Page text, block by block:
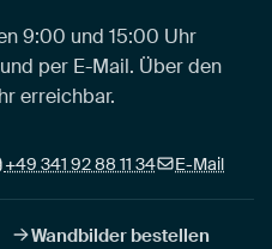
9:00 und 15:00 Uhr
per E-Mail. Über den
erreichbar.
+49 341 92 88 11 34 E-Mail
Wandbilder bestellen